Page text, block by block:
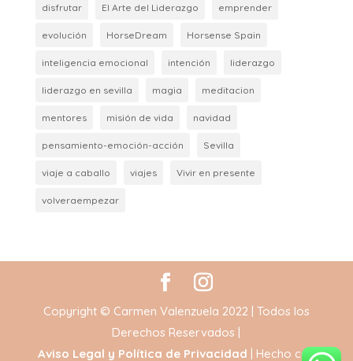
disfrutar El Arte del Liderazgo emprender
evolución HorseDream Horsense Spain
inteligencia emocional intención liderazgo
liderazgo en sevilla magia meditacion
mentores misión de vida navidad
pensamiento-emoción-acción Sevilla
viaje a caballo viajes Vivir en presente
volveraempezar
Copyright © Carmen Valenzuela 2022 | Todos los
Derechos Reservados |
Aviso Legal y Política de Privacidad | Hecho con